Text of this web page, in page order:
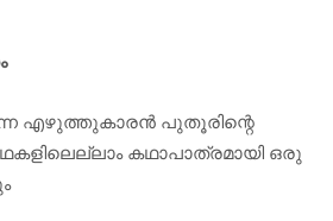
എഴുത്തുകാരൻ പുതൂരിന്റെ
കഥാപാത്രമായി ഒരു